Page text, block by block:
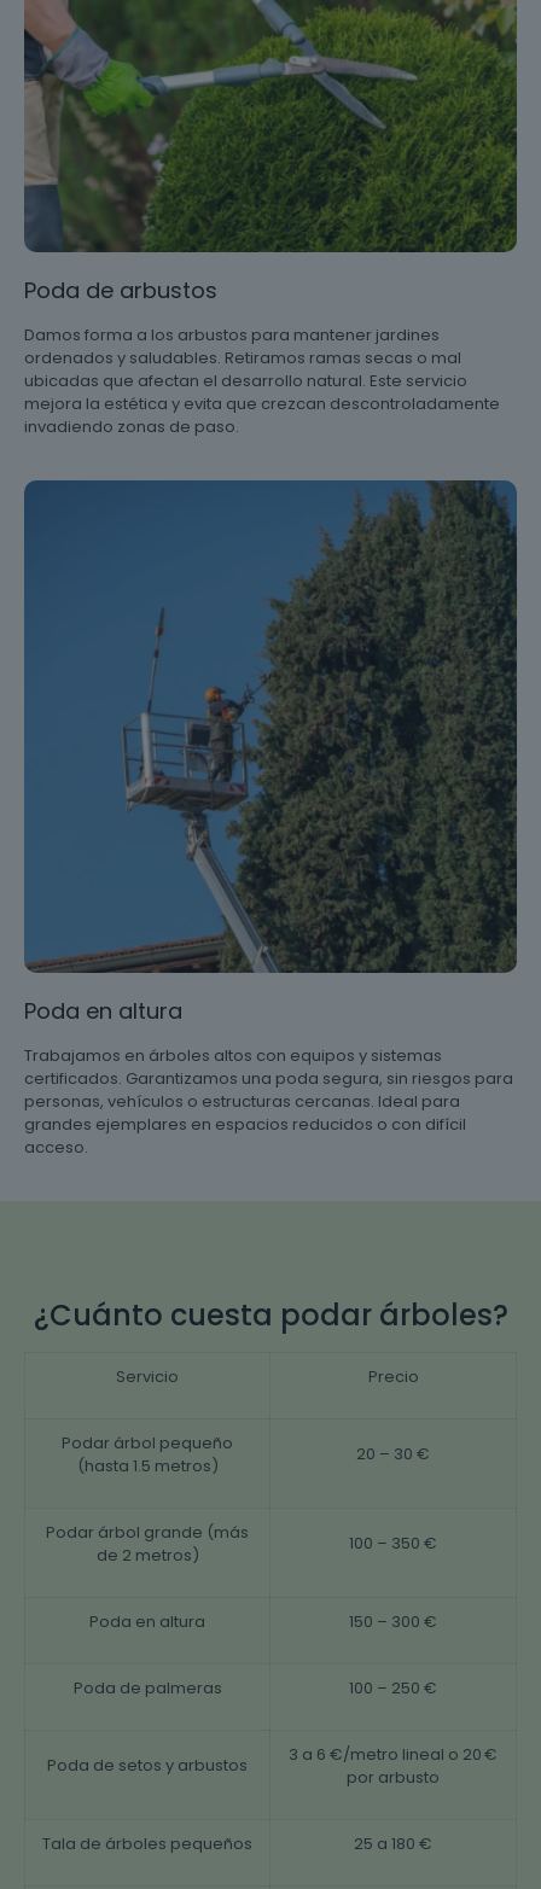
Poda de arbustos
Damos forma a los arbustos para mantener jardines
ordenados y saludables. Retiramos ramas secas o mal
ubicadas que afectan el desarrollo natural. Este servicio
mejora la estética y evita que crezcan descontroladamente
invadiendo zonas de paso.
Poda en altura
Trabajamos en árboles altos con equipos y sistemas
certificados. Garantizamos una poda segura, sin riesgos para
personas, vehículos o estructuras cercanas. Ideal para
grandes ejemplares en espacios reducidos o con difícil
acceso.
¿Cuánto cuesta podar árboles?
Servicio Precio
Podar árbol pequeño
(hasta 1.5 metros)
20 – 30 €
Podar árbol grande (más
de 2 metros)
100 – 350 €
Poda en altura 150 – 300 €
Poda de palmeras 100 – 250 €
Poda de setos y arbustos
3 a 6 €/metro lineal o 20 €
por arbusto
Tala de árboles pequeños 25 a 180 €